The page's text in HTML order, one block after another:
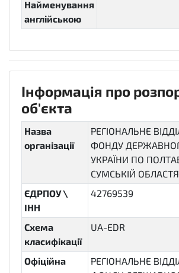
Найменування
англійською
Інформація про
об'єкта
Назва
організації
РЕГІОНАЛЬНЕ
ФОНДУ
УКРАЇНИ ПО
СУМСЬКІЙ
ЄДРПОУ \
ІНН
42769539
Схема
класифікації
UA-EDR
Офіційна
РЕГІОНАЛЬНЕ